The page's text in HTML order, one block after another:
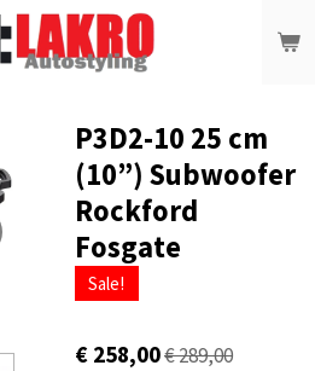
P3D2-10 25 cm
(10”) Subwoofer
Rockford
Fosgate
Sale!
€ 258,00€ 289,00